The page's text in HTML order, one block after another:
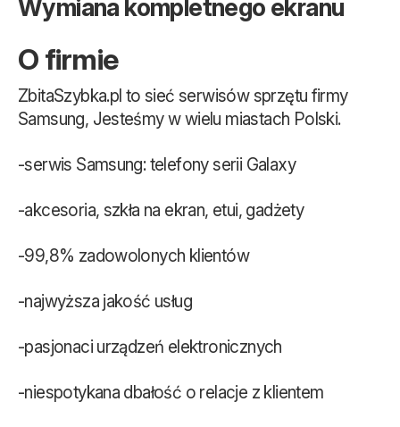
Wymiana kompletnego ekranu
O firmie
ZbitaSzybka.pl to sieć serwisów sprzętu firmy
Samsung, Jesteśmy w wielu miastach Polski.
-serwis Samsung: telefony serii Galaxy
-akcesoria, szkła na ekran, etui, gadżety
-99,8% zadowolonych klientów
-najwyższa jakość usług
-pasjonaci urządzeń elektronicznych
-niespotykana dbałość o relacje z klientem